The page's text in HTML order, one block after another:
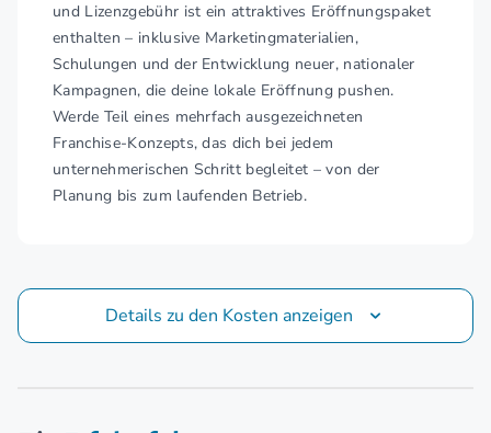
und Lizenzgebühr ist ein attraktives Eröffnungspaket
enthalten – inklusive Marketingmaterialien,
Schulungen und der Entwicklung neuer, nationaler
Kampagnen, die deine lokale Eröffnung pushen.
Werde Teil eines mehrfach ausgezeichneten
Franchise-Konzepts, das dich bei jedem
unternehmerischen Schritt begleitet – von der
Planung bis zum laufenden Betrieb.
Details zu den Kosten anzeigen